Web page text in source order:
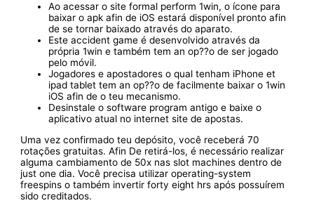
Ao acessar o site formal perform 1win, o ícone para
baixar o apk afin de iOS estará disponível pronto afin
de se tornar baixado através do aparato.
Este accident game é desenvolvido através da
própria 1win e também tem an op??o de ser jogado
pelo móvil.
Jogadores e apostadores o qual tenham iPhone et
ipad tablet tem an op??o de facilmente baixar o 1win
iOS afin de o teu mecanismo.
Desinstale o software program antigo e baixe o
aplicativo atual no internet site de apostas.
Uma vez confirmado teu depósito, você receberá 70
rotações gratuitas. Afin De retirá-los, é necessário realizar
alguma cambiamento de 50x nas slot machines dentro de
just one dia. Você precisa utilizar operating-system
freespins o também invertir forty eight hrs após possuírem
sido creditados.